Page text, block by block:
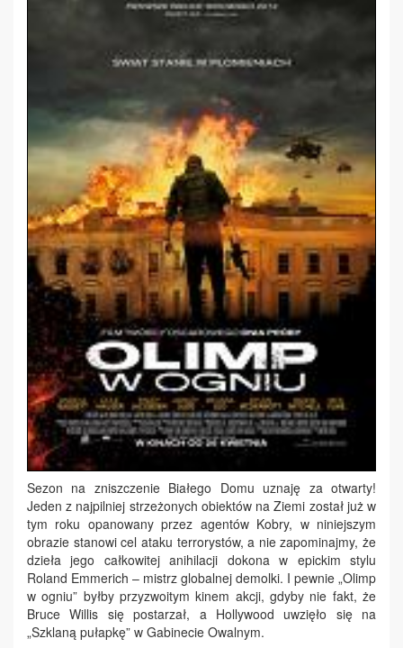
Sezon na zniszczenie Białego Domu uznaję za otwarty!
Jeden z najpilniej strzeżonych obiektów na Ziemi został już w
tym roku opanowany przez agentów Kobry, w niniejszym
obrazie stanowi cel ataku terrorystów, a nie zapominajmy, że
dzieła jego całkowitej anihilacji dokona w epickim stylu
Roland Emmerich – mistrz globalnej demolki. I pewnie „Olimp
w ogniu” byłby przyzwoitym kinem akcji, gdyby nie fakt, że
Bruce Willis się postarzał, a Hollywood uwzięło się na
„Szklaną pułapkę” w Gabinecie Owalnym.